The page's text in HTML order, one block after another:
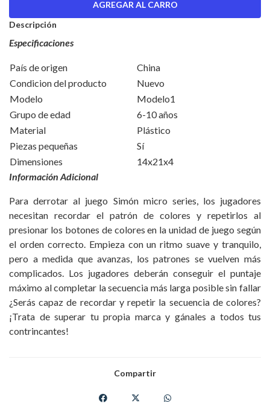
Descripción
Especificaciones
País de origen
China
Condicion del producto
Nuevo
Modelo
Modelo1
Grupo de edad
6-10 años
Material
Plástico
Piezas pequeñas
Sí
Dimensiones
14x21x4
Información Adicional
Para derrotar al juego Simón micro series, los jugadores
necesitan recordar el patrón de colores y repetirlos al
presionar los botones de colores en la unidad de juego según
el orden correcto. Empieza con un ritmo suave y tranquilo,
pero a medida que avanzas, los patrones se vuelven más
complicados. Los jugadores deberán conseguir el puntaje
máximo al completar la secuencia más larga posible sin fallar
¿Serás capaz de recordar y repetir la secuencia de colores?
¡Trata de superar tu propia marca y gánales a todos tus
contrincantes!
Compartir